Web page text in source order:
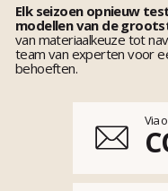
Elk seizoen opnieuw
modellen van de
van materiaalkeuze tot
team van experten voor
behoeften.
Via